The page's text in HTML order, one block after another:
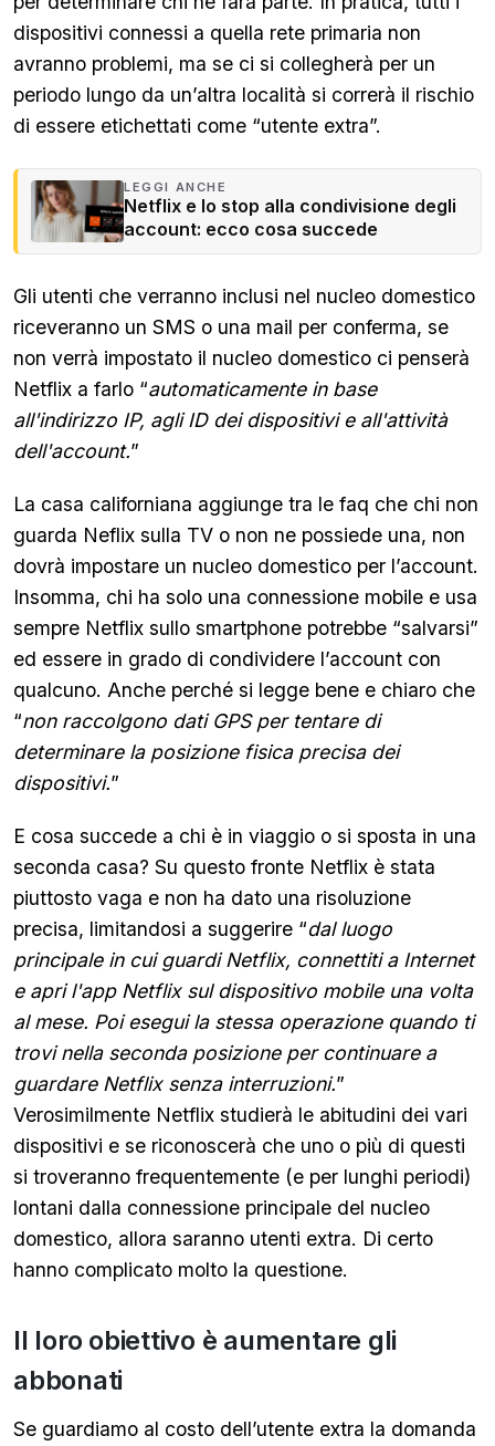
dispositivi connessi a quella rete primaria non
avranno problemi, ma se ci si collegherà per un
periodo lungo da un’altra località si correrà il rischio
di essere etichettati come “utente extra”.
LEGGI ANCHE
Netflix e lo stop alla condivisione degli
account: ecco cosa succede
Gli utenti che verranno inclusi nel nucleo domestico
riceveranno un SMS o una mail per conferma, se
non verrà impostato il nucleo domestico ci penserà
Netflix a farlo “automaticamente in base
all'indirizzo IP, agli ID dei dispositivi e all'attività
dell'account.”
La casa californiana aggiunge tra le faq che chi non
guarda Neflix sulla TV o non ne possiede una, non
dovrà impostare un nucleo domestico per l’account.
Insomma, chi ha solo una connessione mobile e usa
sempre Netflix sullo smartphone potrebbe “salvarsi”
ed essere in grado di condividere l’account con
qualcuno. Anche perché si legge bene e chiaro che
“non raccolgono dati GPS per tentare di
determinare la posizione fisica precisa dei
dispositivi.”
E cosa succede a chi è in viaggio o si sposta in una
seconda casa? Su questo fronte Netflix è stata
piuttosto vaga e non ha dato una risoluzione
precisa, limitandosi a suggerire “dal luogo
principale in cui guardi Netflix, connettiti a Internet
e apri l'app Netflix sul dispositivo mobile una volta
al mese. Poi esegui la stessa operazione quando ti
trovi nella seconda posizione per continuare a
guardare Netflix senza interruzioni.”
Verosimilmente Netflix studierà le abitudini dei vari
dispositivi e se riconoscerà che uno o più di questi
si troveranno frequentemente (e per lunghi periodi)
lontani dalla connessione principale del nucleo
domestico, allora saranno utenti extra. Di certo
hanno complicato molto la questione.
Il loro obiettivo è aumentare gli
abbonati
Se guardiamo al costo dell’utente extra la domanda